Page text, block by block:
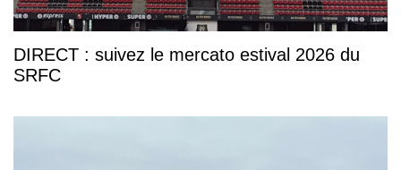
DIRECT : suivez le mercato estival 2026 du
SRFC